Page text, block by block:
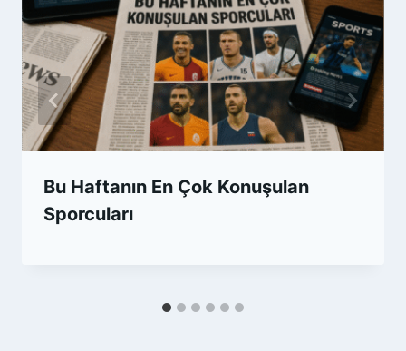
Bu Haftanın En Çok Konuşulan
Sporcuları